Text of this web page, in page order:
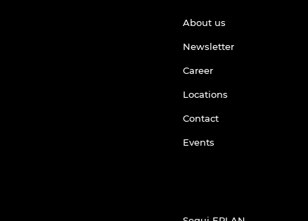
About us
Newsletter
Career
Locations
Contact
Events